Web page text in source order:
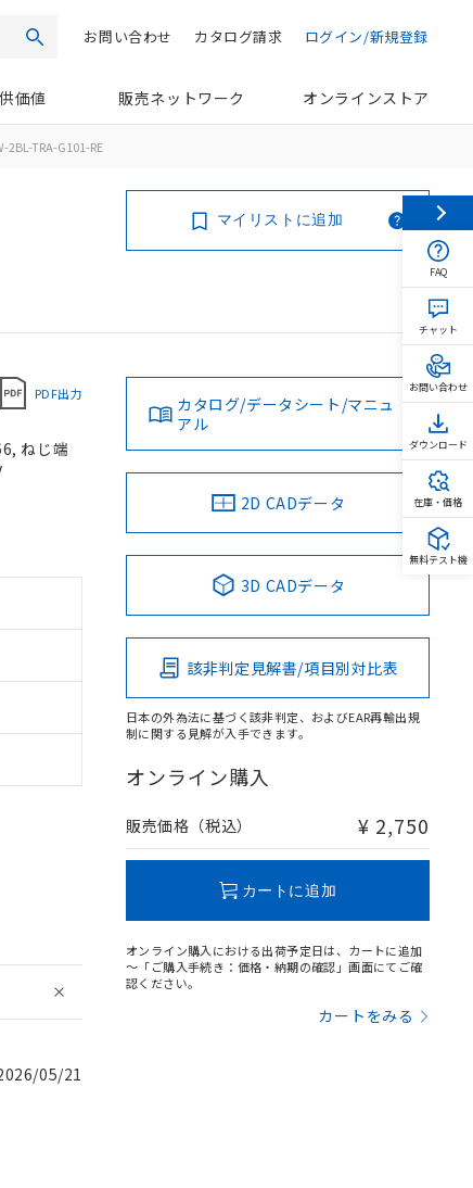
検索 ログイン/新規登録
カタログ請求
お問い合わせ
価値 販売ネットワーク オンラインストア
2BL-TRA-G101-RE
マイリストに追加
PDF出力
ねじ端
05/21
カタログ/データシート/マニュ
アル
2D CADデータ
3D CADデータ
該非判定見解書/項目別対比表
日本の外為法に基づく該非判定、およびEAR再輸出規
制に関する見解が入手できます。
オンライン購入
販売価格（税込） ¥ 2,750
カートに追加
オンライン購入における出荷予定日は、カートに追加
～「ご購入手続き：価格・納期の確認」画面にてご確
認ください。
カートをみる
FAQ
チャット
お問い合わせ
ダウンロード
在庫・価格
無料テスト機